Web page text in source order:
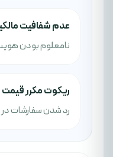
عدم شفافیت
نامعلوم بودن
ریکوت مکرر قیمت
رد شدن سفارشات